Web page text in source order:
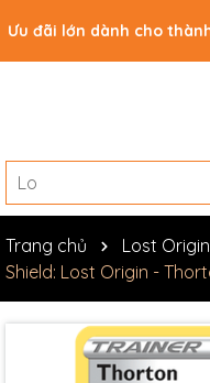
Ưu đãi lớn dành cho
Trang chủ Lost Origin
Shield: Lost Origin -